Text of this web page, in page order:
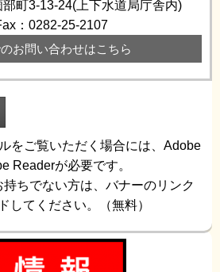
町3-13-24(上下水道局庁舎内)
：0282-25-2107
お問い合わせはこちら
をご覧いただく場合には、Adobe
Readerが必要です。
ちでない方は、バナーのリンク
してください。（無料）